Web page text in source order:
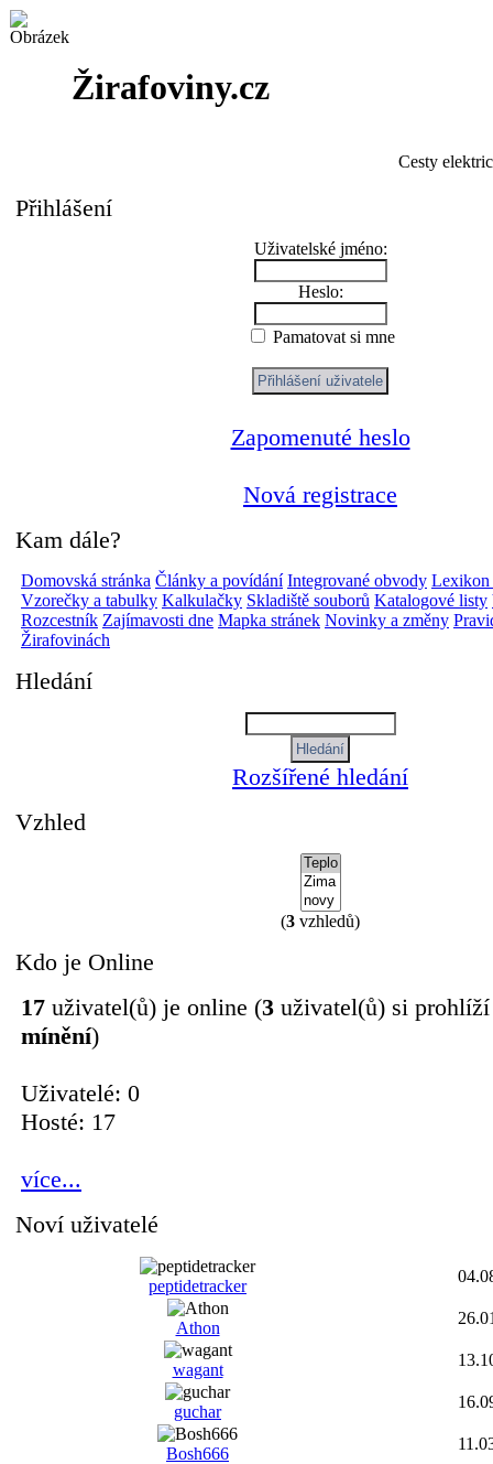
Žirafoviny.cz
Cesty
Přihlášení
Uživatelské jméno:
Heslo:
Pamatovat si mne
Zapomenuté heslo
Nová registrace
Kam dále?
Domovská stránka Články a povídání Integrované obvody Lexikon
Vzorečky a tabulky Kalkulačky Skladiště souborů Katalogové listy
Rozcestník Zajímavosti dne Mapka stránek Novinky a změny
Žirafovinách
Hledání
Rozšířené hledání
Vzhled
(3 vzhledů)
Kdo je Online
17 uživatel(ů) je online (3 uživatel(ů) si
mínění)
Uživatelé: 0
Hosté: 17
více...
Noví uživatelé
peptidetracker
Athon
wagant
guchar
Bosh666